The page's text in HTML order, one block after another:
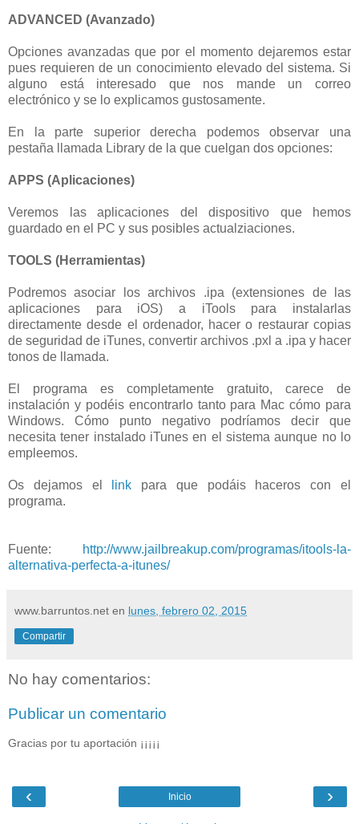
ADVANCED (Avanzado)
Opciones avanzadas que por el momento dejaremos estar
pues requieren de un conocimiento elevado del sistema. Si
alguno está interesado que nos mande un correo
electrónico y se lo explicamos gustosamente.
En la parte superior derecha podemos observar una
pestaña llamada Library de la que cuelgan dos opciones:
APPS (Aplicaciones)
Veremos las aplicaciones del dispositivo que hemos
guardado en el PC y sus posibles actualziaciones.
TOOLS (Herramientas)
Podremos asociar los archivos .ipa (extensiones de las
aplicaciones para iOS) a iTools para instalarlas
directamente desde el ordenador, hacer o restaurar copias
de seguridad de iTunes, convertir archivos .pxl a .ipa y hacer
tonos de llamada.
El programa es completamente gratuito, carece de
instalación y podéis encontrarlo tanto para Mac cómo para
Windows. Cómo punto negativo podríamos decir que
necesita tener instalado iTunes en el sistema aunque no lo
empleemos.
Os dejamos el link para que podáis haceros con el
programa.
Fuente:
http://www.jailbreakup.com/programas/itools-la-
alternativa-perfecta-a-itunes/
www.barruntos.net en lunes, febrero 02, 2015
Compartir
No hay comentarios:
Publicar un comentario
Gracias por tu aportación ¡¡¡¡¡
‹ ›
Inicio